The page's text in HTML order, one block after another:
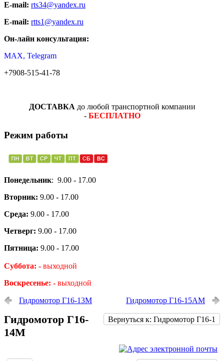
E-mail: rts34@yandex.ru
E-mail: rtts1@yandex.ru
Он-лайн консультация:
MAX, Telegram
+7908-515-41-78
ДОСТАВКА до любой транспортной компании
- БЕСПЛАТНО
Режим работы
Понедельник: 9.00 - 17.00
Вторник: 9.00 - 17.00
Среда: 9.00 - 17.00
Четверг: 9.00 - 17.00
Пятница: 9.00 - 17.00
Суббота: - выходной
Воскресенье: - выходной
Гидромотор Г16-13М Гидромотор Г16-15АМ
Вернуться к: Гидромотор Г16-1
Гидромотор Г16-
14М